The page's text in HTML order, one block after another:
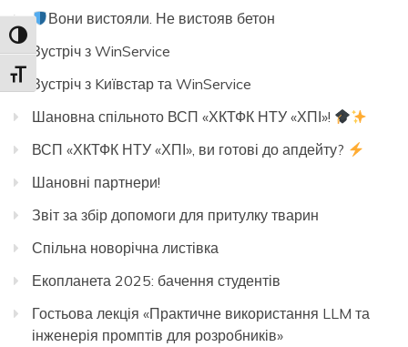
Toggle High Contrast
Toggle Font size
Вони вистояли. Не вистояв бетон
Зустріч з WinService
Зустріч з Kиївстар та WinService
Шановна спільното ВСП «ХКТФК НТУ «ХПІ»!
ВСП «ХКТФК НТУ «ХПІ», ви готові до апдейту?
Шановні партнери!
Звіт за збір допомоги для притулку тварин
Спільна новорічна листівка
Екопланета 2025: бачення студентів
Гостьова лекція «Практичне використання LLM та
інженерія промптів для розробників»